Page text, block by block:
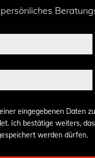
eingegebenen Daten
Ich bestätige weiters,
werden dürfen.